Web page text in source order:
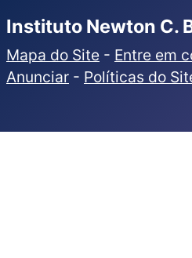
Instituto Newton C.
Mapa do Site - Entre em
Anunciar - Políticas do